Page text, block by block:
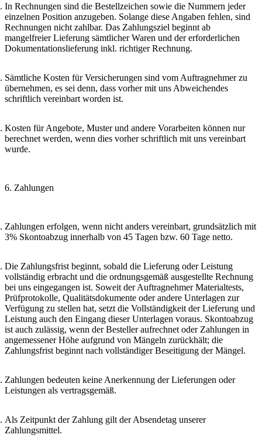
In Rechnungen sind die Bestellzeichen sowie die Nummern jeder
einzelnen Position anzugeben. Solange diese Angaben fehlen, sind
Rechnungen nicht zahlbar. Das Zahlungsziel beginnt ab
mangelfreier Lieferung sämtlicher Waren und der erforderlichen
Dokumentationslieferung inkl. richtiger Rechnung.
Sämtliche Kosten für Versicherungen sind vom Auftragnehmer zu
übernehmen, es sei denn, dass vorher mit uns Abweichendes
schriftlich vereinbart worden ist.
Kosten für Angebote, Muster und andere Vorarbeiten können nur
berechnet werden, wenn dies vorher schriftlich mit uns vereinbart
wurde.
6. Zahlungen
Zahlungen erfolgen, wenn nicht anders vereinbart, grundsätzlich mit
3% Skontoabzug innerhalb von 45 Tagen bzw. 60 Tage netto.
Die Zahlungsfrist beginnt, sobald die Lieferung oder Leistung
vollständig erbracht und die ordnungsgemäß ausgestellte Rechnung
bei uns eingegangen ist. Soweit der Auftragnehmer Materialtests,
Prüfprotokolle, Qualitätsdokumente oder andere Unterlagen zur
Verfügung zu stellen hat, setzt die Vollständigkeit der Lieferung und
Leistung auch den Eingang dieser Unterlagen voraus. Skontoabzug
ist auch zulässig, wenn der Besteller aufrechnet oder Zahlungen in
angemessener Höhe aufgrund von Mängeln zurückhält; die
Zahlungsfrist beginnt nach vollständiger Beseitigung der Mängel.
Zahlungen bedeuten keine Anerkennung der Lieferungen oder
Leistungen als vertragsgemäß.
Als Zeitpunkt der Zahlung gilt der Absendetag unserer
Zahlungsmittel.